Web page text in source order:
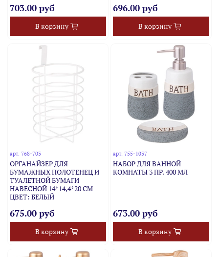
703.00 руб
В корзину
696.00 руб
В корзину
арт.768-703
ОРГАНАЙЗЕР ДЛЯ
БУМАЖНЫХ ПОЛОТЕНЕЦ И
ТУАЛЕТНОЙ БУМАГИ
НАВЕСНОЙ 14*14,4*20 СМ
ЦВЕТ: БЕЛЫЙ
675.00 руб
В корзину
арт. 755-1037
НАБОР ДЛЯ ВАННОЙ
КОМНАТЫ 3 ПР. 400 МЛ
673.00 руб
В корзину